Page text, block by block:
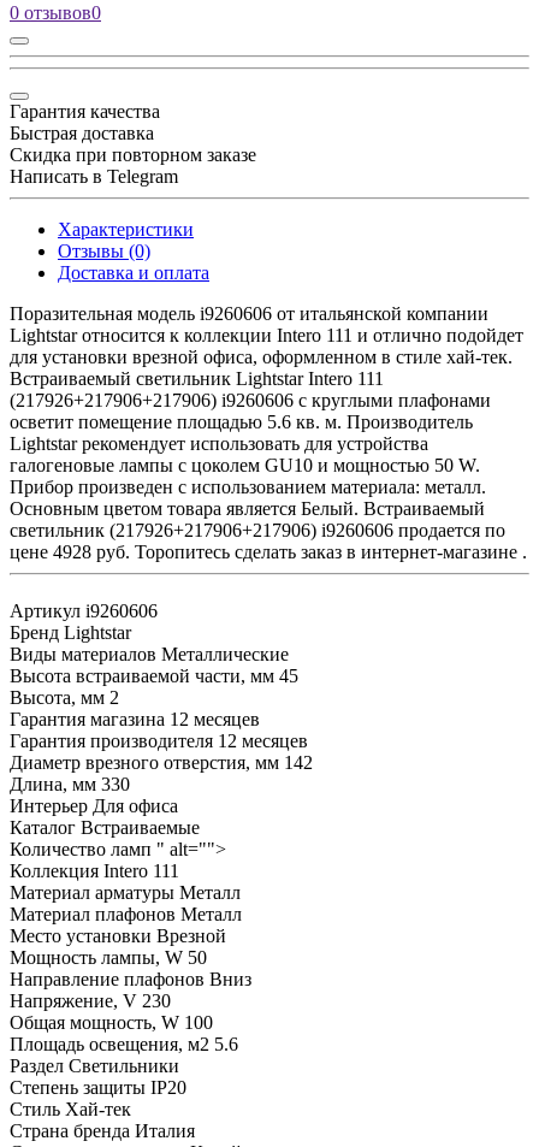
0 отзывов0
Гарантия качества
Быстрая доставка
Скидка при повторном заказе
Написать в Telegram
Характеристики
Отзывы (0)
Доставка и оплата
Поразительная модель i9260606 от итальянской компании
Lightstar относится к коллекции Intero 111 и отлично подойдет
для установки врезной офиса, оформленном в стиле хай-тек.
Встраиваемый светильник Lightstar Intero 111
(217926+217906+217906) i9260606 с круглыми плафонами
осветит помещение площадью 5.6 кв. м. Производитель
Lightstar рекомендует использовать для устройства
галогеновые лампы с цоколем GU10 и мощностью 50 W.
Прибор произведен с использованием материала: металл.
Основным цветом товара является Белый. Встраиваемый
светильник (217926+217906+217906) i9260606 продается по
цене 4928 руб. Торопитесь сделать заказ в интернет-магазине .
Артикул i9260606
Бренд Lightstar
Виды материалов Металлические
Высота встраиваемой части, мм 45
Высота, мм 2
Гарантия магазина 12 месяцев
Гарантия производителя 12 месяцев
Диаметр врезного отверстия, мм 142
Длина, мм 330
Интерьер Для офиса
Каталог Встраиваемые
Количество ламп " alt="">
Коллекция Intero 111
Материал арматуры Металл
Материал плафонов Металл
Место установки Врезной
Мощность лампы, W 50
Направление плафонов Вниз
Напряжение, V 230
Общая мощность, W 100
Площадь освещения, м2 5.6
Раздел Светильники
Степень защиты IP20
Стиль Хай-тек
Страна бренда Италия